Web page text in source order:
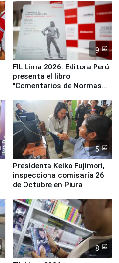
Panamericanos Lima 2027
9
FIL Lima 2026: Editora Perú
presenta el libro
"Comentarios de Normas
Derecho Colectivo"
5
Presidenta Keiko Fujimori,
inspecciona comisaría 26
de Octubre en Piura
8